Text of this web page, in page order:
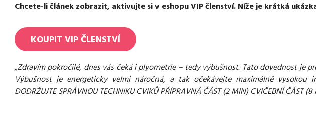
Chcete-li článek zobrazit, aktivujte si v eshopu VIP členství. Níže je krátká
KOUPIT VIP ČLENSTVÍ
„Zdravím pokročilé, dnes vás čeká i plyometrie – tedy výbušnost. Tato dovednost je
Výbušnost je energeticky velmi náročná, a tak očekávejte maximálně vysokou
DODRŽUJTE SPRÁVNOU TECHNIKU CVIKŮ PŘÍPRAVNÁ ČÁST (2 MIN) CVIČEBNÍ